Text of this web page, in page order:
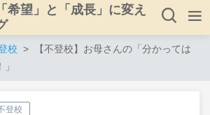
希望」と「成長」に変え
校
【不登校】お母さんの「分かっては
登校